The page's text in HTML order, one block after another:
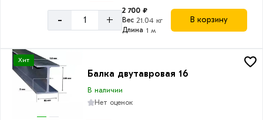
- +
2 700 ₽
Вес 21.04 кг
Длина 1 м
В корзину
Хит
Балка двутавровая 16
В наличии
Нет оценок